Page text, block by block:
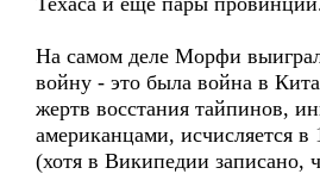
На самом деле Морфи
войну - это была война в
жертв восстания тайпинов,
американцами, исчисляется
(хотя в Википедии записано,